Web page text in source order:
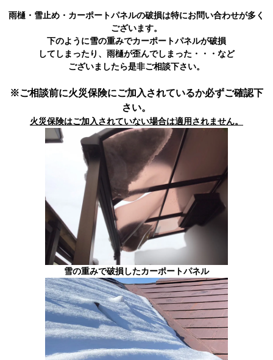
雨樋・雪止め・カーポートパネルの破損は特にお問い合わせが多く
ございます。
下のように雪の重みでカーポートパネルが破損
してしまったり、 雨樋が歪んでしまった・・・ など
ございましたら是非ご相談下さい。
※ご相談前に火災保険にご加入されているか必ずご確認下
さい。
火災保険はご加入されていない場合は適用されません。
雪の重みで破損したカーポートパネル